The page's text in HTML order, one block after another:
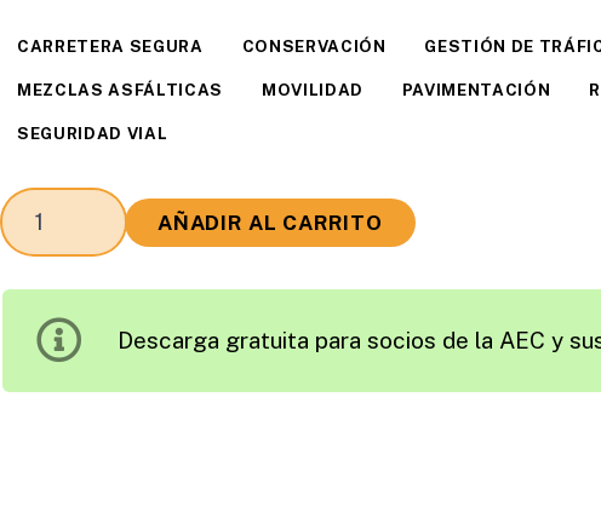
CARRETERA SEGURA CONSERVACIÓN GESTIÓN DE
MEZCLAS ASFÁLTICAS MOVILIDAD PAVIMENTACIÓN
SEGURIDAD VIAL
Revista
Carreteras
cantidad
AÑADIR AL CARRITO
Descarga gratuita para socios de la AEC y